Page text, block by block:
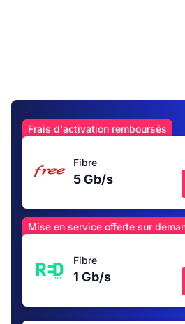
Frais d'activation remboursés
Fibre
5 Gb/s
Mise en service offerte sur
Fibre
1 Gb/s